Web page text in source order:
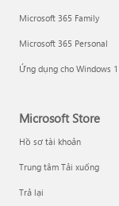
Microsoft 365 Family
Microsoft 365 Personal
Ứng dụng cho Windows
Microsoft Store
Hồ sơ tài khoản
Trung tâm Tải xuống
Trả lại